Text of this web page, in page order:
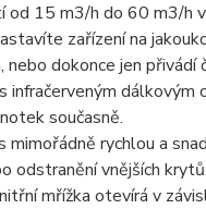
15 m3/h do 60 m3/h
zařízení na
dokonce jen přivádí
infračerveným
současně.
mimořádně rychlou a
odstranění vnějších krytů.
mřížka otevírá v